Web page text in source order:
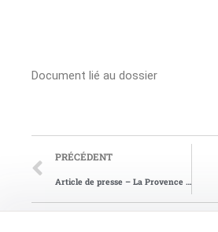
Document lié au dossier
PRÉCÉDENT
Article de presse – La Provence du 25/04/2006